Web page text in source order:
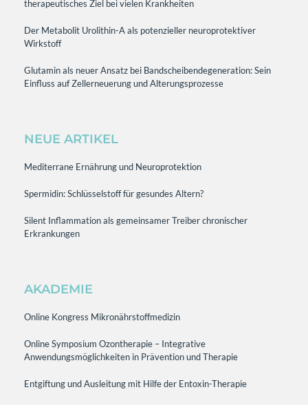
therapeutisches Ziel bei vielen Krankheiten
Der Metabolit Urolithin-A als potenzieller neuroprotektiver
Wirkstoff
Glutamin als neuer Ansatz bei Bandscheibendegeneration: Sein
Einfluss auf Zellerneuerung und Alterungsprozesse
NEUE ARTIKEL
Mediterrane Ernährung und Neuroprotektion
Spermidin: Schlüsselstoff für gesundes Altern?
Silent Inflammation als gemeinsamer Treiber chronischer
Erkrankungen
AKADEMIE
Online Kongress Mikronährstoffmedizin
Online Symposium Ozontherapie – Integrative
Anwendungsmöglichkeiten in Prävention und Therapie
Entgiftung und Ausleitung mit Hilfe der Entoxin-Therapie